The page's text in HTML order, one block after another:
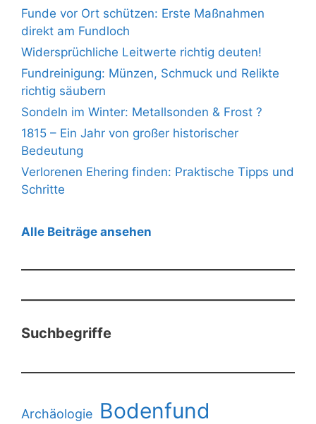
Funde vor Ort schützen: Erste Maßnahmen
direkt am Fundloch
Widersprüchliche Leitwerte richtig deuten!
Fundreinigung: Münzen, Schmuck und Relikte
richtig säubern
Sondeln im Winter: Metallsonden & Frost ?
1815 – Ein Jahr von großer historischer
Bedeutung
Verlorenen Ehering finden: Praktische Tipps und
Schritte
Alle Beiträge ansehen
Suchbegriffe
Archäologie Bodenfund